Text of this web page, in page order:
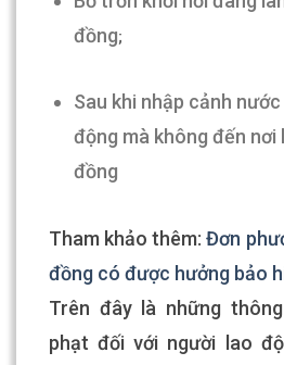
đồng;
Sau khi nhập cảnh
động mà không đến nơi
đồng
Tham khảo thêm:Đơn
đồng có được hưởng bảo
Trên đây là những
phạt đối với người lao